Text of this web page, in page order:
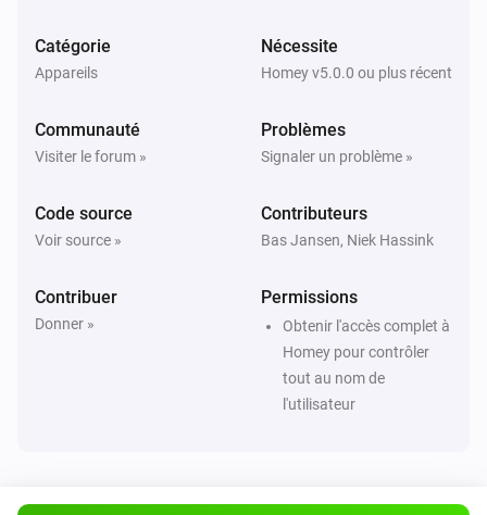
Catégorie
Appareils
Nécessite
Homey v5.0.0 ou plus récent
Communauté
Visiter le forum »
Problèmes
Signaler un problème »
Code source
Voir source »
Contributeurs
Bas Jansen, Niek Hassink
Contribuer
Donner »
Permissions
Obtenir l'accès complet à
Homey pour contrôler
tout au nom de
l'utilisateur